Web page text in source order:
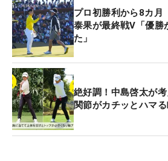
プロ初勝利から8カ
泰果が最終戦V「優勝
た」
絶好調！中島啓太が
関節がカチッとハマる